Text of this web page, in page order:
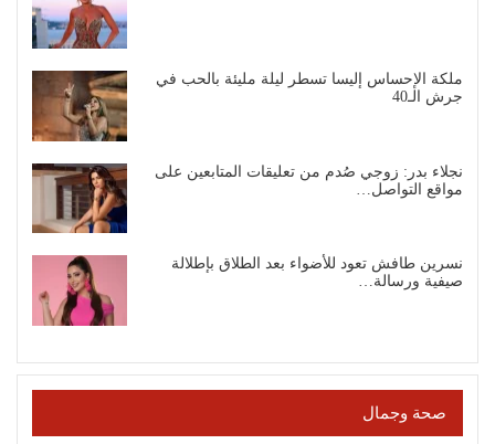
ملكة الإحساس إليسا تسطر ليلة مليئة بالحب في
جرش الـ40
نجلاء بدر: زوجي صُدم من تعليقات المتابعين على
مواقع التواصل…
نسرين طافش تعود للأضواء بعد الطلاق بإطلالة
صيفية ورسالة…
صحة وجمال